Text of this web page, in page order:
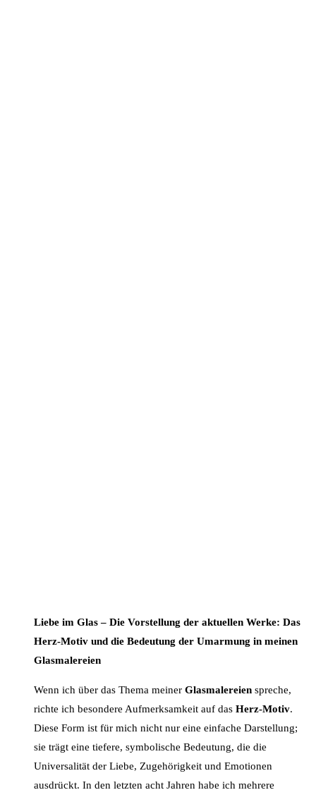
Liebe im Glas – Die Vorstellung der aktuellen Werke: Das
Herz-Motiv und die Bedeutung der Umarmung in meinen
Glasmalereien
Wenn ich über das Thema meiner Glasmalereien spreche,
richte ich besondere Aufmerksamkeit auf das Herz-Motiv.
Diese Form ist für mich nicht nur eine einfache Darstellung;
sie trägt eine tiefere, symbolische Bedeutung, die die
Universalität der Liebe, Zugehörigkeit und Emotionen
ausdrückt. In den letzten acht Jahren habe ich mehrere